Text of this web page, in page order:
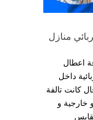
52227340 كهربائي منازل
اعطال
داخل
كانت تالفة
خارجية و